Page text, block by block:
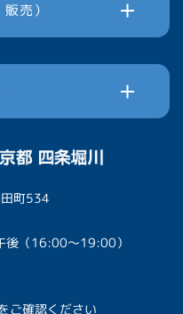
売）
町534
（16:00〜19:00）
ご確認ください